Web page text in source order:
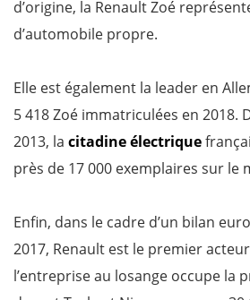
d’origine, la Renault Zoé
d’automobile propre.
Elle est également la leader en
5 418 Zoé immatriculées en 2018.
2013, la citadine électrique
près de 17 000 exemplaires sur le
Enfin, dans le cadre d’un bilan
2017, Renault est le premier
l’entreprise au losange occupe la